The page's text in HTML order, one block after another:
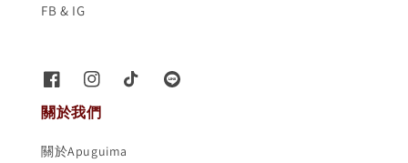
FB & IG
關於我們
關於Apuguima